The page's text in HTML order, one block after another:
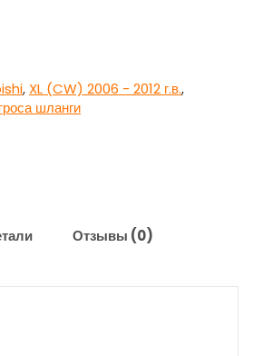
, XL (CW) 2006 - 2012 г.в.,
шланги
Отзывы (0)